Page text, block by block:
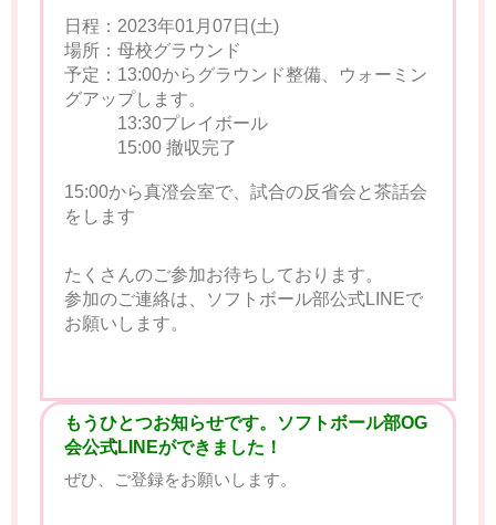
日程：2023年01月07日(土)
場所：母校グラウンド
予定：13:00からグラウンド整備、ウォーミン
グアップします。
13:30プレイボール
15:00 撤収完了
15:00から真澄会室で、試合の反省会と茶話会
をします
たくさんのご参加お待ちしております。
参加のご連絡は、ソフトボール部公式LINEで
お願いします。
もうひとつお知らせです。ソフトボール部OG
会公式LINEができました！
ぜひ、ご登録をお願いします。